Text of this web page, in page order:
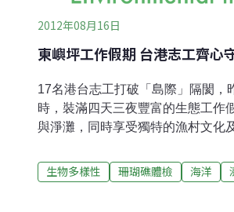
2012年08月16日
東嶼坪工作假期 台港志工齊心
17名港台志工打破「島際」隔閡，
時，裝滿四天三夜豐富的生態工作
與淨灘，同時享受獨特的漁村文化
跡；更有志工首次在沙灘上親睹綠
續第五年舉辦的「澎湖東嶼坪生態
生物多樣性 珊瑚礁體檢 海洋